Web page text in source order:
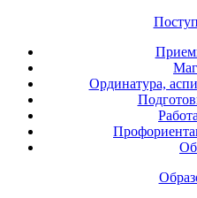
Ординатура,